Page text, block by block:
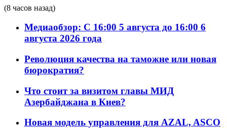
(8 часов назад)
Медиаобзор: С 16:00 5 августа до 16:00 6
августа 2026 года
Революция качества на таможне или новая
бюрократия?
Что стоит за визитом главы МИД
Азербайджана в Киев?
Новая модель управления для AZAL, ASCO